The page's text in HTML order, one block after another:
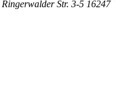
Ringerwalder Str. 3-5 16247